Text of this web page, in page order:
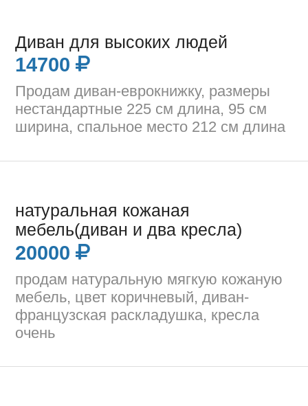
Диван для высоких людей
14700
Продам диван-еврокнижку, размеры
нестандартные 225 см длина, 95 см
ширина, спальное место 212 см длина
натуральная кожаная
мебель(диван и два кресла)
20000
продам натуральную мягкую кожаную
мебель, цвет коричневый, диван-
французская раскладушка, кресла
очень